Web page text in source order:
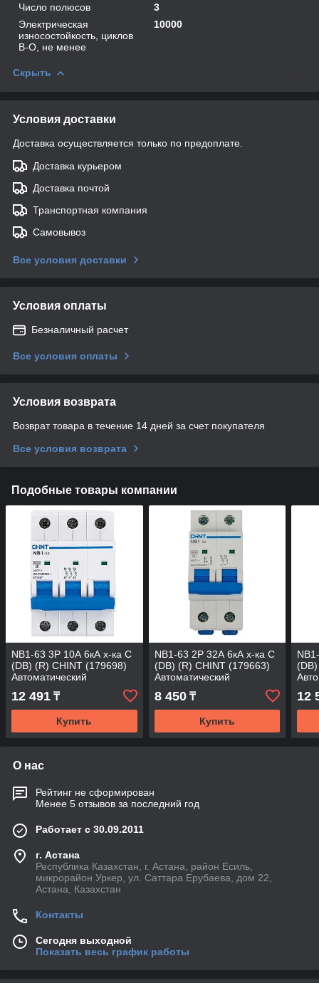
Число полюсов
3
Электрическая
износостойкость, циклов
В-О, не менее
10000
Скрыть
Условия доставки
Доставка осуществляется только по предоплате.
Доставка курьером
Доставка почтой
Транспортная компания
Самовывоз
Все условия доставки
Условия оплаты
Безналичный расчет
Все условия оплаты
Условия возврата
Возврат товара в течение 14 дней за счет покупателя
Все условия возврата
Подобные товары компании
NB1-63 3P 10А 6кА х-ка C
(DB) (R) CHINT (179698)
Автоматический
выключатель
12 491 ₸
Купить
NB1-63 2P 32А 6кА х-ка C
(DB) (R) CHINT (179663)
Автоматический
выключатель
8 450₸
Купить
12
О нас
Рейтинг не сформирован
Менее 5 отзывов за последний год
Работает с 30.09.2011
г. Астана
Республика Казахстан, г. Астана, район Есиль,
микрорайон Уркер, ул. Саттара Ерубаева, дом 22,
Астана, Казахстан
Контакты
Сегодня выходной
Показать весь график работы